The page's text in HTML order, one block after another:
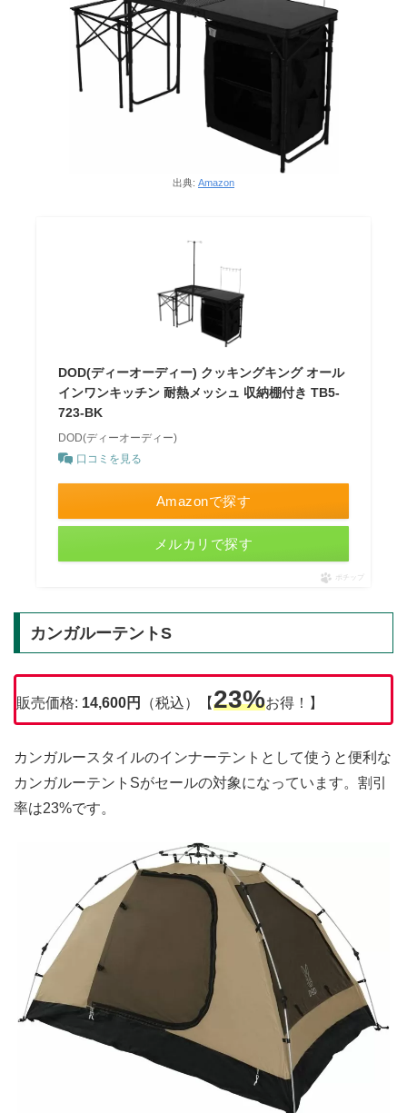
出典: Amazon
DOD(ディーオーディー) クッキングキング オール
インワンキッチン 耐熱メッシュ 収納棚付き TB5-
723-BK
DOD(ディーオーディー)
口コミを見る
Amazonで探す
メルカリで探す
ポチップ
カンガルーテントS
販売価格: 14,600円 （税込）【23%お得！】
カンガルースタイルのインナーテントとして使うと便利な
カンガルーテントSがセールの対象になっています。割引
率は23%です。